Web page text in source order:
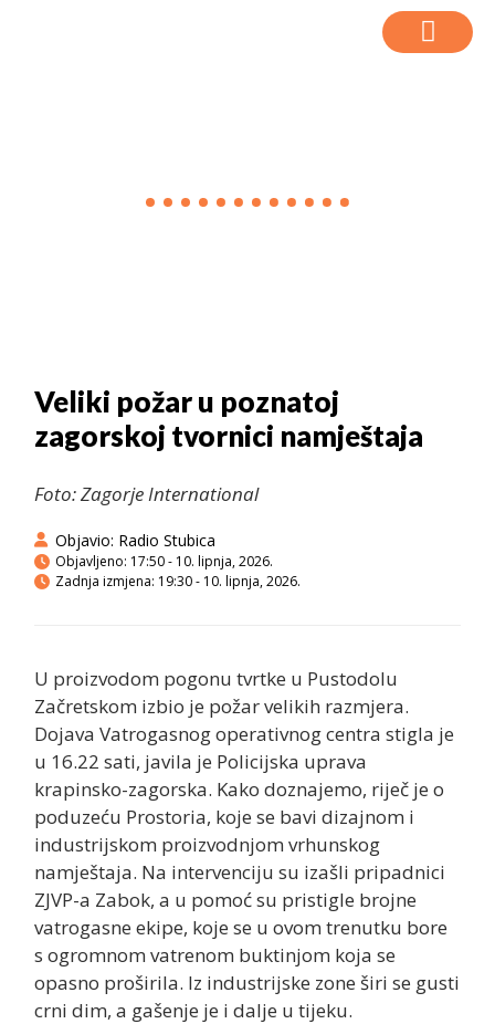
Veliki požar u poznatoj
zagorskoj tvornici namještaja
Foto: Zagorje International
Objavio: Radio Stubica
Objavljeno: 17:50 - 10. lipnja, 2026.
Zadnja izmjena: 19:30 - 10. lipnja, 2026.
U proizvodom pogonu tvrtke u Pustodolu
Začretskom izbio je požar velikih razmjera.
Dojava Vatrogasnog operativnog centra stigla je
u 16.22 sati, javila je Policijska uprava
krapinsko-zagorska. Kako doznajemo, riječ je o
poduzeću Prostoria, koje se bavi dizajnom i
industrijskom proizvodnjom vrhunskog
namještaja. Na intervenciju su izašli pripadnici
ZJVP-a Zabok, a u pomoć su pristigle brojne
vatrogasne ekipe, koje se u ovom trenutku bore
s ogromnom vatrenom buktinjom koja se
opasno proširila. Iz industrijske zone širi se gusti
crni dim, a gašenje je i dalje u tijeku.